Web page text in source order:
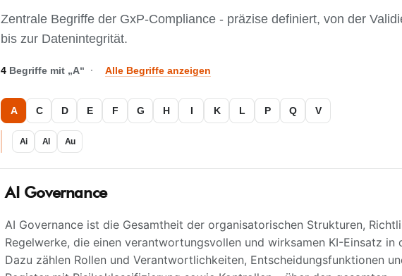
Zentrale Begriffe der GxP-Compliance - präzise definiert, von der
bis zur Datenintegrität.
4 Begriffe mit „A“ · Alle Begriffe anzeigen
A C D E F G H I K L P Q V
Ai Al Au
AI Governance
AI Governance ist die Gesamtheit der organisatorischen Strukturen,
Regelwerke, die einen verantwortungsvollen und wirksamen KI-Einsatz in
Dazu zählen Rollen und Verantwortlichkeiten, Entscheidungsfunktionen